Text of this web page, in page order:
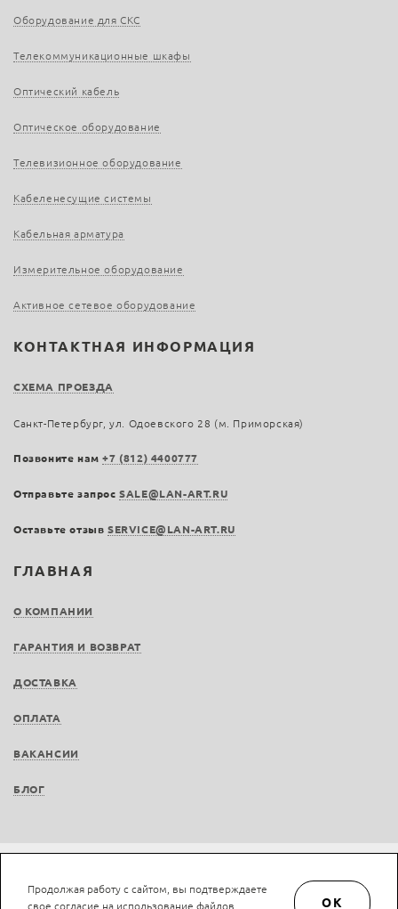
ГЛАВНАЯ
О КОМПАНИИ
ГАРАНТИЯ И ВОЗВРАТ
ДОСТАВКА
ОПЛАТА
ВАКАНСИИ
БЛОГ
Оборудование для СКС
Телекоммуникационные шкафы
Оптический кабель
Оптическое оборудование
Телевизионное оборудование
Кабеленесущие системы
Кабельная арматура
Измерительное оборудование
Активное сетевое оборудование
КОНТАКТНАЯ ИНФОРМАЦИЯ
СХЕМА ПРОЕЗДА
Санкт-Петербург, ул. Одоевского 28 (м. Приморская)
Позвоните нам+7 (812) 4400777
Отправьте запросSALE@LAN-ART.RU
Оставьте отзыв SERVICE@LAN-ART.RU
Не является публичной офертой © LAN-art.ru, 2013—2026. Все права защищены.
Политика конфиденциальности.
Положение об обработке и защите персональных
Продолжая работу с сайтом, вы подтверждаете
свое согласие на использование файлов
OK